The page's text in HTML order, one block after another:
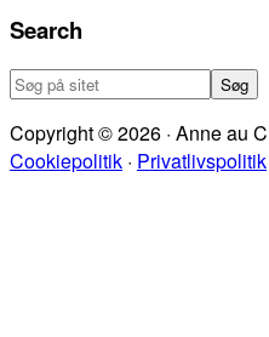
Search
Søg
sitet
Copyright © 2026 · Anne au
Cookiepolitik · Privatlivspolitik